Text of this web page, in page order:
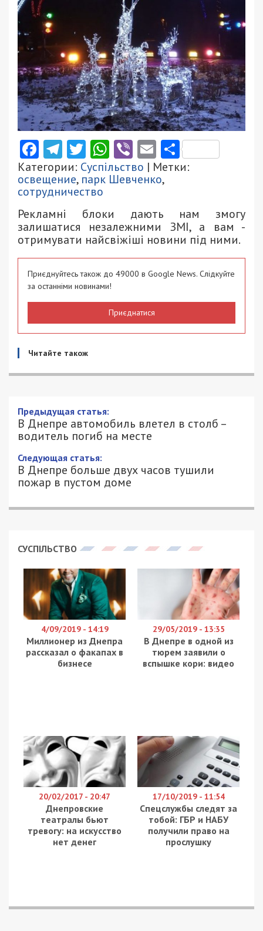
Facebook
Telegram
Twitter
WhatsApp
ViberEmail
Категории: Суспільство | Метки:
освещение, парк Шевченко,
сотрудничество
Рекламні блоки дають нам змогу
залишатися незалежними ЗМІ, а вам -
отримувати найсвіжіші новини під ними.
Приєднуйтесь також до 49000 в Google News. Слідкуйте
за останніми новинами!
Приєднатися
Читайте також
В Днепре автомобиль влетел в столб –
водитель погиб на месте
30/12/2018 - 13:38
ЮЛИЯ АРХИПОВА - СПЕЦИАЛЬНО ДЛЯ
49000.COM.UA
Плохая дорога, а ночью еще и отсутствие
результатам.
29 декабря, в 4:35, в Днепре на
проспекте Богдана Хмельницкого автомобиль
Daewoo Nexia влетел в столб. В результате
столкновения водитель погиб на месте.
На место прибыли два экипажа патрульной
полиции, врачи скорой помощи и спасатели,
сообщаетИнформатор
столб. Автомобиль получил серьезные
повреждения, он буквально впечатался в столб.
В машине находились два человека. От
полученных травм водитель скончался на месте.
Для того, чтобы достать его из автомобиля, на
место происшествия приехали спасатели.
Личность погибшего устанавливается. Второй
мужчина, который находился в Daewoo Nexia,
получил тяжелые травмы. Полицейские сказали,
бессознательном состоянии, но позже пришел в